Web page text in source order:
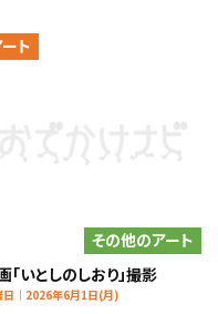
ト
その他のアート
「いとしのしおり」撮影
日｜2026年6月1日(月)